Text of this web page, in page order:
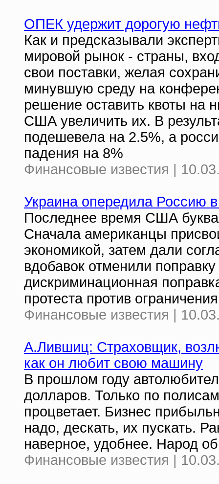
ОПЕК удержит дорогую
Как и предсказывали
мировой рынок - страны,
свои поставки, желая
минувшую среду на
решение оставить квоты на
США увеличить их. В
подешевела на 2.5%, а
падения на 8%
Финансовые известия |
Украина опередила Россию
Последнее время США
Сначала американцы
экономикой, затем дали
вдобавок отменили
дискриминационная
протеста против
Финансовые известия |
А.Лившиц: Страховщик,
как он любит свою машину
В прошлом году
долларов. Только по
процветает. Бизнес
надо, дескать, их пускать.
наверное, удобнее. Народ
Финансовые известия |